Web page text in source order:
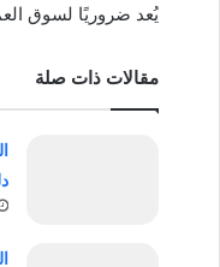
يُعد ضروريًا لسوق
مقالات ذات صلة